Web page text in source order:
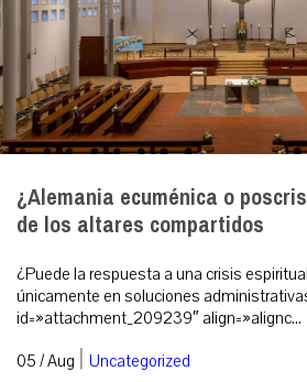
¿Alemania ecuménica o
de los altares compartidos
¿Puede la respuesta a una crisis
únicamente en soluciones
id=»attachment_209239″ align=»alignc...
05 / Aug | Uncategorized